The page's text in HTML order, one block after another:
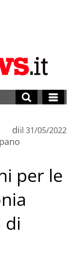
diil 31/05/2022
per le
di